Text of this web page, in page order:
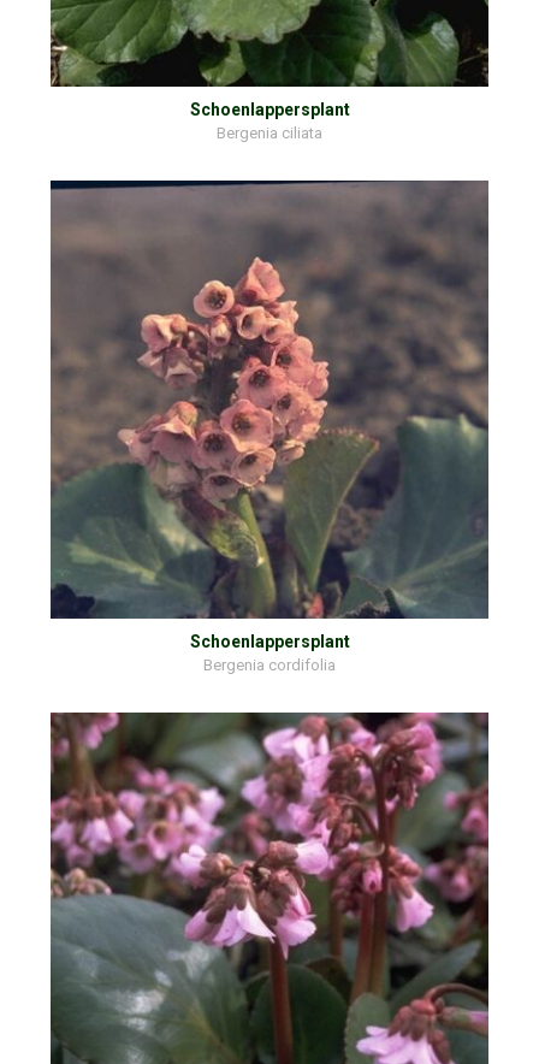
Schoenlappersplant
Bergenia ciliata
Schoenlappersplant
Bergenia cordifolia